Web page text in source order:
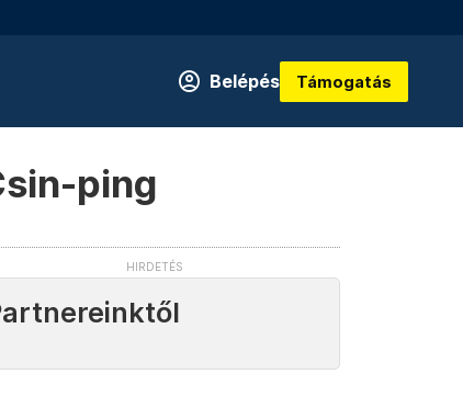
Belépés Támogatás
ping